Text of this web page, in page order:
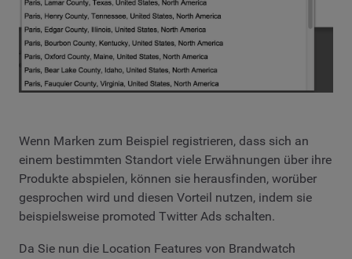
Wenn Marken zum Beispiel registrieren, dass sich an
einem bestimmten Standort viele Erwähnungen über ihre
Produkte abspielen, können sie herausfinden, worüber
gesprochen wird und diesen Vorteil nutzen, indem sie
beispielsweise promoted Twitter Ads schalten.
Da Sie nun die Location Features von Brandwatch